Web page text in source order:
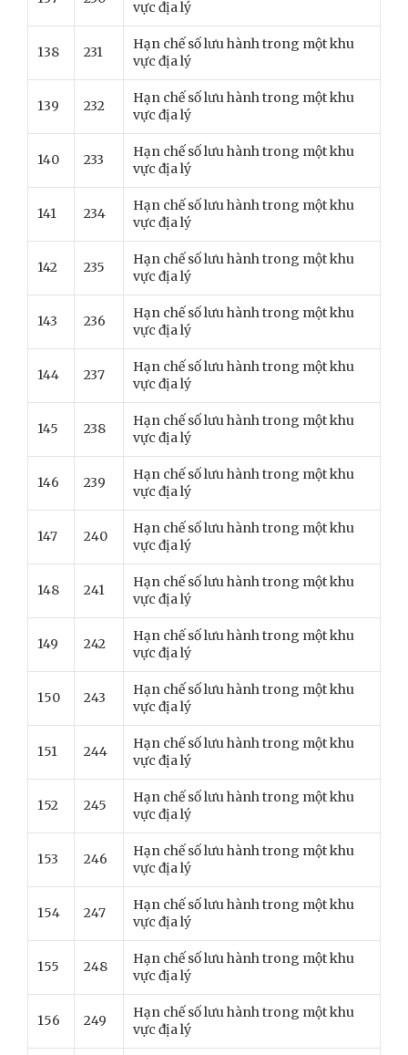
vực địa lý
138 231
Hạn chế số lưu hành trong một khu
vực địa lý
139 232
Hạn chế số lưu hành trong một khu
vực địa lý
140 233
Hạn chế số lưu hành trong một khu
vực địa lý
141 234
Hạn chế số lưu hành trong một khu
vực địa lý
142 235
Hạn chế số lưu hành trong một khu
vực địa lý
143 236
Hạn chế số lưu hành trong một khu
vực địa lý
144 237
Hạn chế số lưu hành trong một khu
vực địa lý
145 238
Hạn chế số lưu hành trong một khu
vực địa lý
146 239
Hạn chế số lưu hành trong một khu
vực địa lý
147 240
Hạn chế số lưu hành trong một khu
vực địa lý
148 241
Hạn chế số lưu hành trong một khu
vực địa lý
149 242
Hạn chế số lưu hành trong một khu
vực địa lý
150 243
Hạn chế số lưu hành trong một khu
vực địa lý
151 244
Hạn chế số lưu hành trong một khu
vực địa lý
152 245
Hạn chế số lưu hành trong một khu
vực địa lý
153 246
Hạn chế số lưu hành trong một khu
vực địa lý
154 247
Hạn chế số lưu hành trong một khu
vực địa lý
155 248
Hạn chế số lưu hành trong một khu
vực địa lý
156 249
Hạn chế số lưu hành trong một khu
vực địa lý